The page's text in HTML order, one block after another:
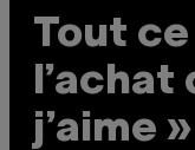
Tout ce
l’achat
j’aime